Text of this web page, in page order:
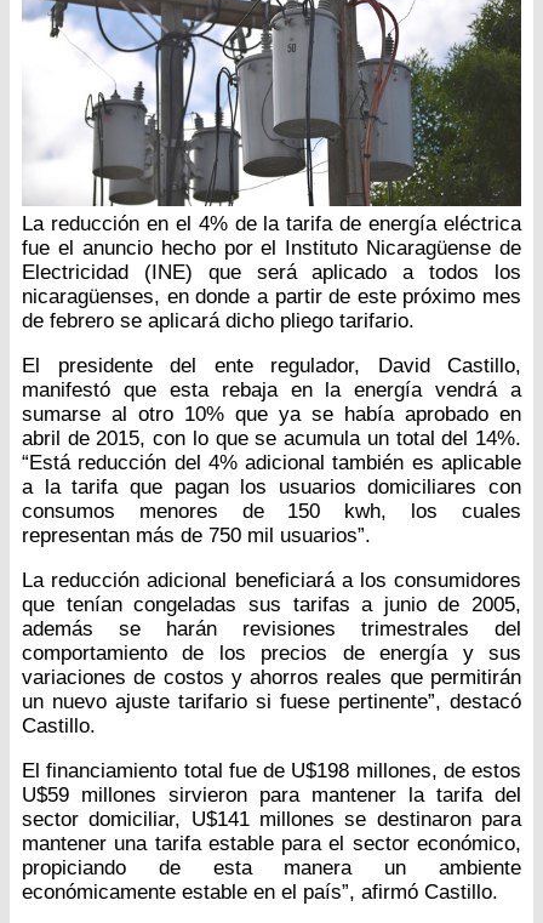
La reducción en el 4% de la tarifa de energía eléctrica
fue el anuncio hecho por el Instituto Nicaragüense de
Electricidad (INE) que será aplicado a todos los
nicaragüenses, en donde a partir de este próximo mes
de febrero se aplicará dicho pliego tarifario.
El presidente del ente regulador, David Castillo,
manifestó que esta rebaja en la energía vendrá a
sumarse al otro 10% que ya se había aprobado en
abril de 2015, con lo que se acumula un total del 14%.
“Está reducción del 4% adicional también es aplicable
a la tarifa que pagan los usuarios domiciliares con
consumos menores de 150 kwh, los cuales
representan más de 750 mil usuarios”.
La reducción adicional beneficiará a los consumidores
que tenían congeladas sus tarifas a junio de 2005,
además se harán revisiones trimestrales del
comportamiento de los precios de energía y sus
variaciones de costos y ahorros reales que permitirán
un nuevo ajuste tarifario si fuese pertinente”, destacó
Castillo.
El financiamiento total fue de U$198 millones, de estos
U$59 millones sirvieron para mantener la tarifa del
sector domiciliar, U$141 millones se destinaron para
mantener una tarifa estable para el sector económico,
propiciando de esta manera un ambiente
económicamente estable en el país”, afirmó Castillo.